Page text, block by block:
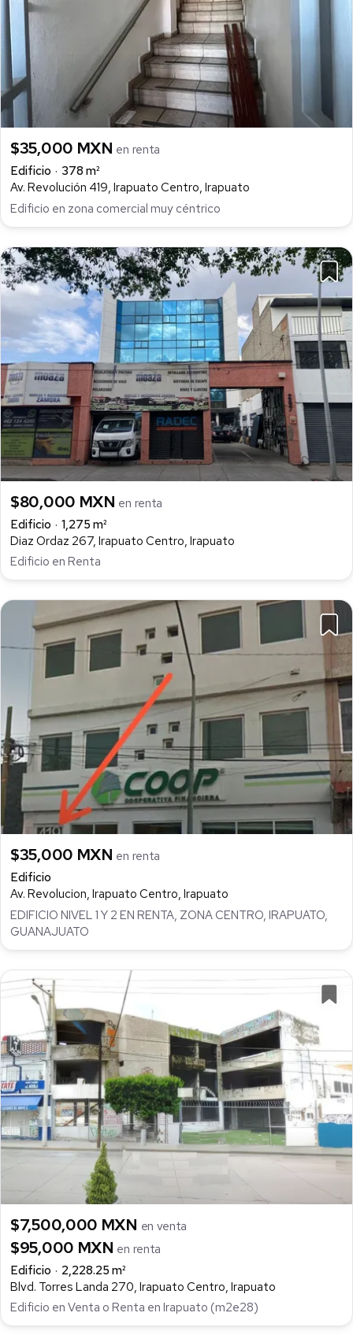
$35,000 MXN en renta
Edificio
378 m²
Av. Revolución 419, Irapuato Centro, Irapuato
Edificio en zona comercial muy céntrico
$80,000 MXN en renta
Edificio
1,275 m²
Diaz Ordaz 267, Irapuato Centro, Irapuato
Edificio en Renta
$35,000 MXN en renta
Edificio
Av. Revolucion, Irapuato Centro, Irapuato
EDIFICIO NIVEL 1 Y 2 EN RENTA, ZONA CENTRO, IRAPUATO,
GUANAJUATO
$7,500,000 MXN en venta
$95,000 MXN en renta
Edificio
2,228.25 m²
Blvd. Torres Landa 270, Irapuato Centro, Irapuato
Edificio en Venta o Renta en Irapuato (m2e28)